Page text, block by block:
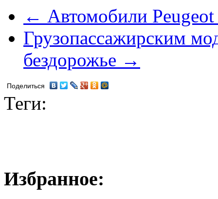
← Автомобили
Грузопассажирским
бездорожье →
Поделиться
Теги:
Избранное: